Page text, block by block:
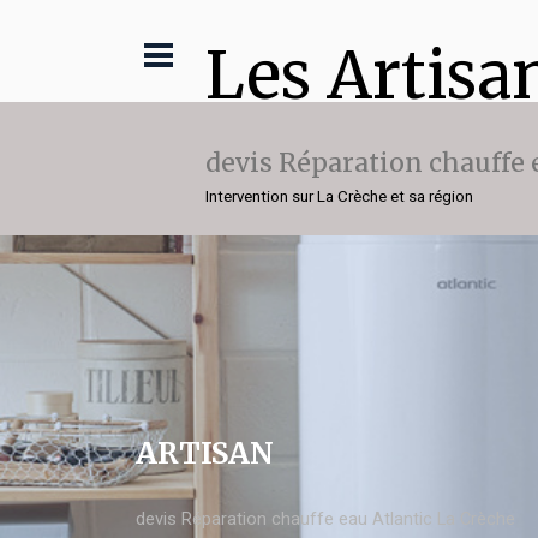
Les
devis Réparation chauffe
Intervention sur La Crèche et sa région
ARTISAN
devis Réparation chauffe eau Atlantic La Crèche